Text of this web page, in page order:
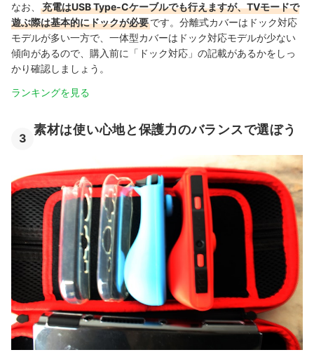
なお、
充電はUSB Type-Cケーブルでも行えますが、TVモードで
遊ぶ際は基本的にドックが必要です。分離式カバーはドック対応
モデルが多い一方で、一体型カバーはドック対応モデルが少ない
傾向があるので、購入前に「ドック対応」の記載があるかをしっ
かり確認しましょう。
ランキングを見る
3
素材は使い心地と保護力のバランスで選ぼう